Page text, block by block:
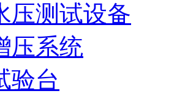
压测试设备
压系统
验台